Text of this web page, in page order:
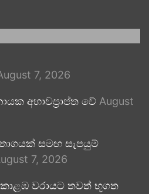
7, 2026
අභාවප්‍රාප්ත වේ August
සමඟ සැපයුම්
7, 2026
වරායට තවත් භූගත